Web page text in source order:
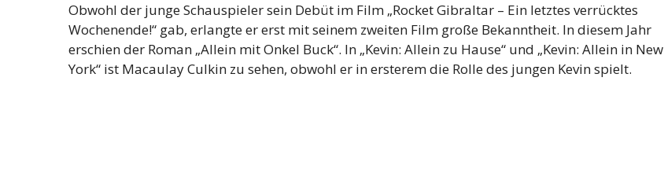
Obwohl der junge Schauspieler sein Debüt im Film „Rocket Gibraltar – Ein letztes verrücktes
Wochenende!“ gab, erlangte er erst mit seinem zweiten Film große Bekanntheit. In diesem Jahr
erschien der Roman „Allein mit Onkel Buck“. In „Kevin: Allein zu Hause“ und „Kevin: Allein in New
York“ ist Macaulay Culkin zu sehen, obwohl er in ersterem die Rolle des jungen Kevin spielt.